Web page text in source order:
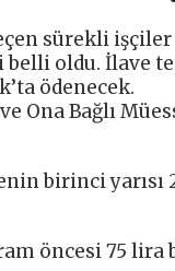
sürekli
oldu. İlave
ödenecek.
Ona Bağlı
birinci yarısı
öncesi 75 lira